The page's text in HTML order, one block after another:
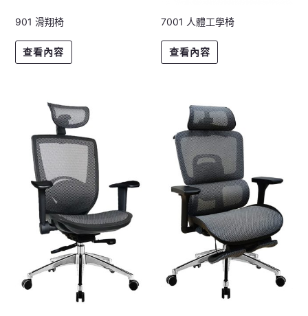
901 滑翔椅
查看內容
7001 人體工學椅
查看內容